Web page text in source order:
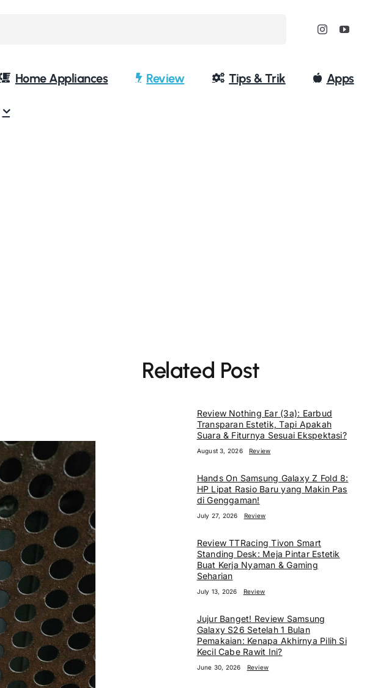
Home Appliances Review Tips & Trik Apps
Related Post
Review Nothing Ear (3a): Earbud
Transparan Estetik, Tapi Apakah
Suara & Fiturnya Sesuai Ekspektasi?
August 3, 2026 Review
Hands On Samsung Galaxy Z Fold 8:
HP Lipat Rasio Baru yang Makin Pas
di Genggaman!
July 27, 2026 Review
Review TTRacing Tivon Smart
Standing Desk: Meja Pintar Estetik
Buat Kerja Nyaman & Gaming
Seharian
July 13, 2026 Review
Jujur Banget! Review Samsung
Galaxy S26 Setelah 1 Bulan
Pemakaian: Kenapa Akhirnya Pilih Si
Kecil Cabe Rawit Ini?
June 30, 2026 Review